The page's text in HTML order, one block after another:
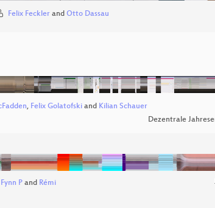
Felix Fecklerand Otto Dassau
, Felix Golatofskiand Kilian Schauer
Dezentrale
Fynn P and Rémi